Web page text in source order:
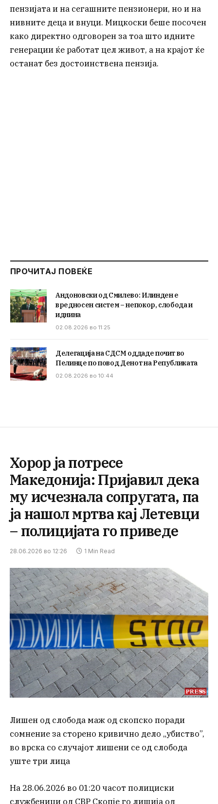
пензијата и на сегашните пензионери, но и на
нивните деца и внуци. Мицкоски беше посочен
како директно одговорен за тоа што идните
генерации ќе работат цел живот, а на крајот ќе
останат без достоинствена пензија.
ПРОЧИТАЈ ПОВЕЌЕ
Андоновски од Смилево: Илинден е
вредносен систем – непокор, слобода и
иднина
02.08.2026 во 11:25
Делегација на СДСМ оддаде почит во
Пелинце по повод Денот на Републиката
02.08.2026 во 10:44
Хорор ја потресе
Македонија: Пријавил дека
му исчезнала сопругата, па
ја нашол мртва кај Летевци
– полицијата го приведе
28.06.2026 во 12:26 1 Min Read
Лишен од слобода маж од скопско поради
сомнение за сторено кривично дело „убиство”,
во врска со случајот лишени се од слобода
уште три лица
На 28.06.2026 во 01:20 часот полициски
службеници од СВР Скопје го лишија од